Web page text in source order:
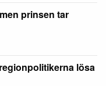
prinsen tar
lösa